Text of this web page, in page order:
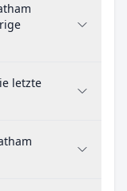
letzte